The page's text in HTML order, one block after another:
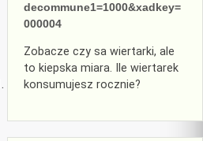
decommune1=1000&xadkey=
000004
Zobacze czy sa wiertarki, ale
to kiepska miara. Ile wiertarek
konsumujesz rocznie?